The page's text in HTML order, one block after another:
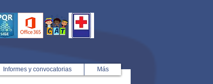
Informes y convocatorias Más